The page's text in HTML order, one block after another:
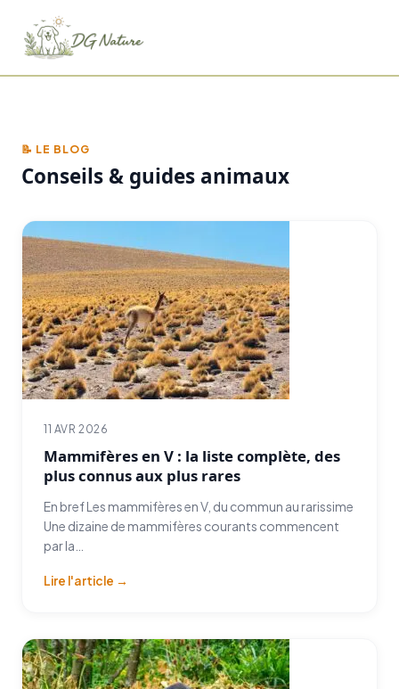
📝 LE BLOG
Conseils & guides animaux
11 AVR 2026
Mammifères en V : la liste complète, des
plus connus aux plus rares
En bref Les mammifères en V, du commun au rarissime
Une dizaine de mammifères courants commencent
par la…
Lire l'article →